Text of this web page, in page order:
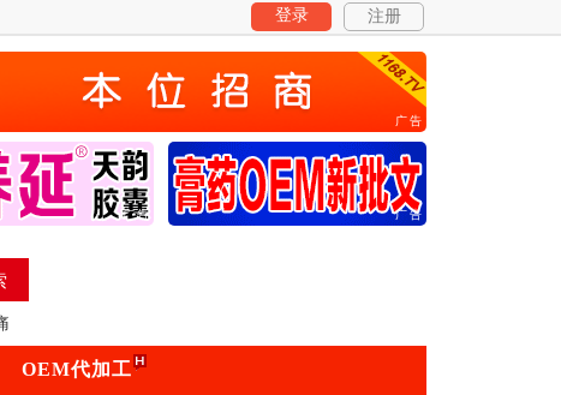
登录 注册
广告
广告 广告
OEM代加工